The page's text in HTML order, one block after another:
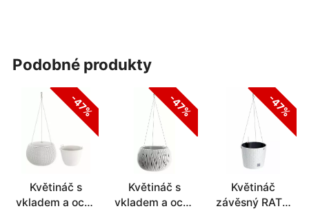
podobné produkty
-47%
Květináč s
vkladem a ocel.
-47%
Květináč s
vkladem a ocel.
-47%
Květináč
závěsný RATO